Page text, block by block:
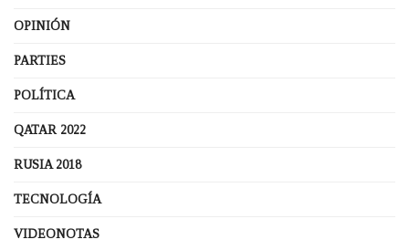
OPINIÓN
PARTIES
POLÍTICA
QATAR 2022
RUSIA 2018
TECNOLOGÍA
VIDEONOTAS